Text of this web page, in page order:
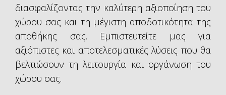
διασφαλίζοντας την καλύτερη αξιοποίηση του
χώρου σας και τη μέγιστη αποδοτικότητα της
αποθήκης σας. Εμπιστευτείτε μας για
αξιόπιστες και αποτελεσματικές λύσεις που θα
βελτιώσουν τη λειτουργία και οργάνωση του
χώρου σας.